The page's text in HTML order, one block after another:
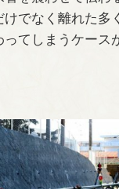
けでなく離れた多
てしまうケース